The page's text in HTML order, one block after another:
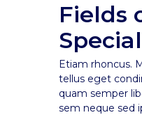
Fields
Etiam rhoncus.
tellus eget
quam semper
sem neque sed